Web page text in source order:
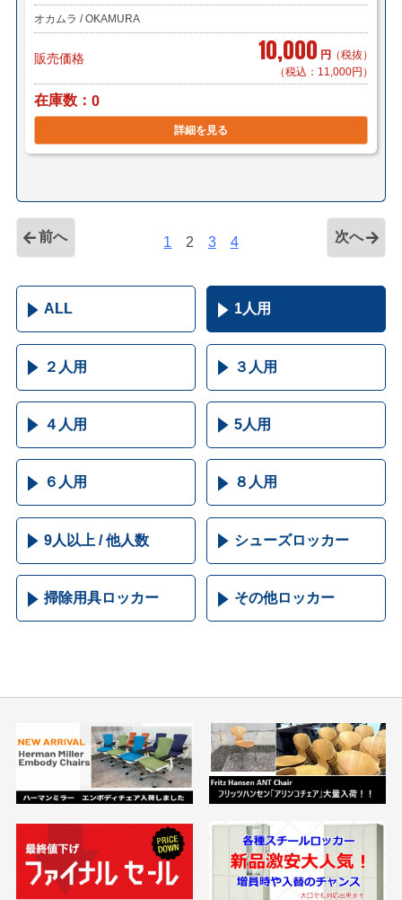
オカムラ / OKAMURA
販売価格 10,000 円 （税抜）
（税込：11,000円）
在庫数 0
詳細を見る
前へ 1 2 3 4 次へ
ALL 1人用
２人用 ３人用
４人用 5人用
６人用 ８人用
9人以上 / 他人数 シューズロッカー
掃除用具ロッカー その他ロッカー